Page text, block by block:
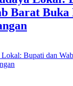
Barat Buka